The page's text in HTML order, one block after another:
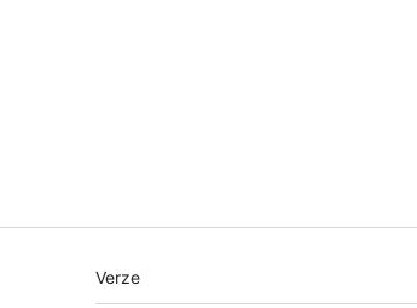
Meta
Verze